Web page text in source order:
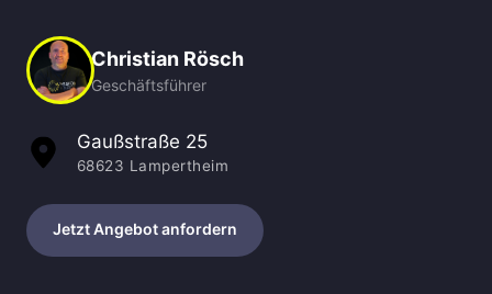
Christian Rösch
Geschäftsführer
Gaußstraße 25
68623 Lampertheim
Jetzt Angebot anfordern